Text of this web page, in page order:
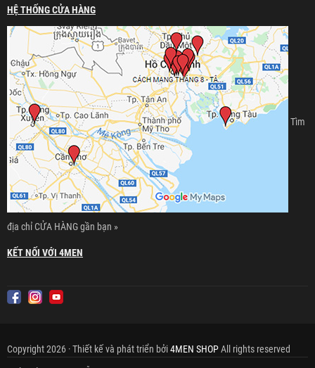
HỆ THỐNG CỬA HÀNG
Tìm
địa chỉ CỬA HÀNG gần bạn »
KẾT NỐI VỚI 4MEN
Copyright 2026 · Thiết kế và phát triển bởi4MEN SHOPAll rights reserved